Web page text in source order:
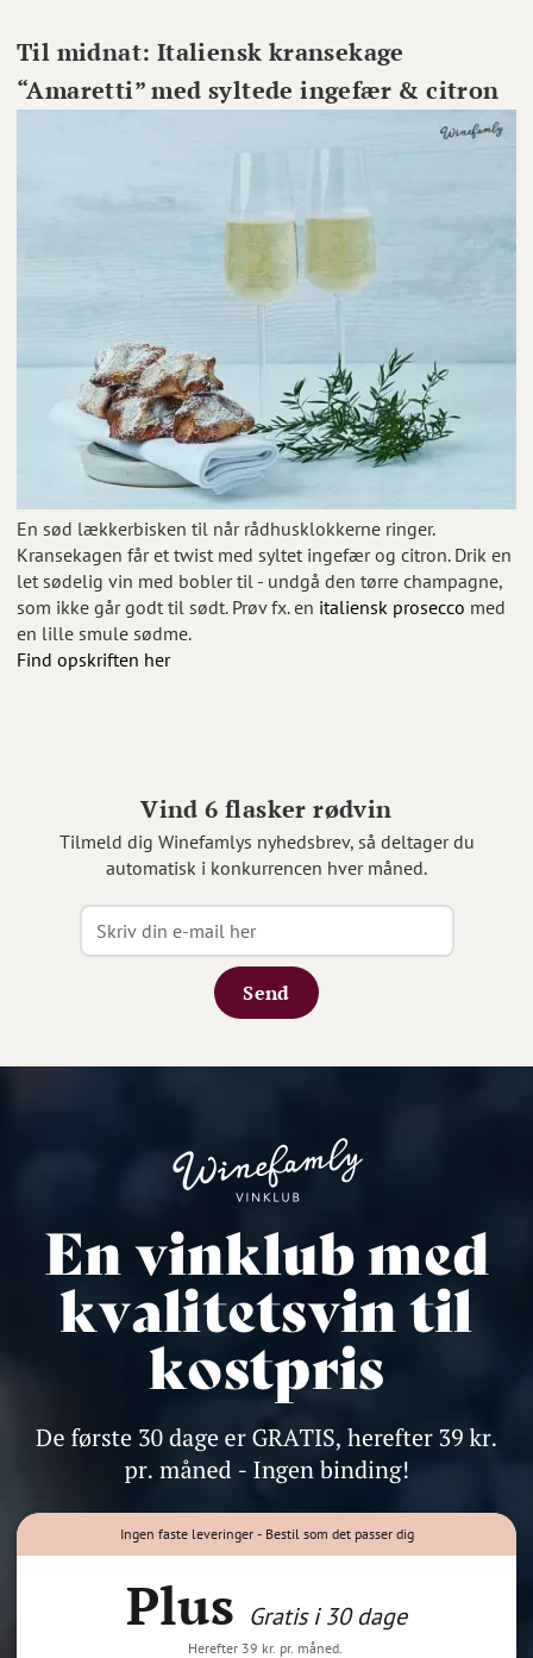
Til midnat: Italiensk kransekage
“Amaretti” med syltede ingefær & citron
En sød lækkerbisken til når rådhusklokkerne ringer.
Kransekagen får et twist med syltet ingefær og citron. Drik en
let sødelig vin med bobler til - undgå den tørre champagne,
som ikke går godt til sødt. Prøv fx. en italiensk prosecco med
en lille smule sødme.
Find opskriften her
Vind 6 flasker rødvin
Tilmeld dig Winefamlys nyhedsbrev, så deltager du
automatisk i konkurrencen hver måned.
Send
Ingen faste leveringer - Bestil som det passer dig
Plus Gratis i 30 dage
Herefter 39 kr. pr. måned.